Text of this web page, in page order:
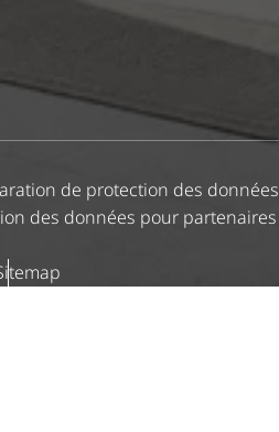
de protection des données
des données pour partenaires